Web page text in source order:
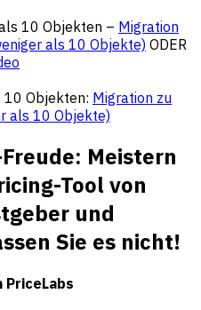
10 Objekten – Migration
als 10 Objekte) ODER
10 Objekten: Migration zu
als 10 Objekte)
Meistern
Tool von
und
Sie es nicht!